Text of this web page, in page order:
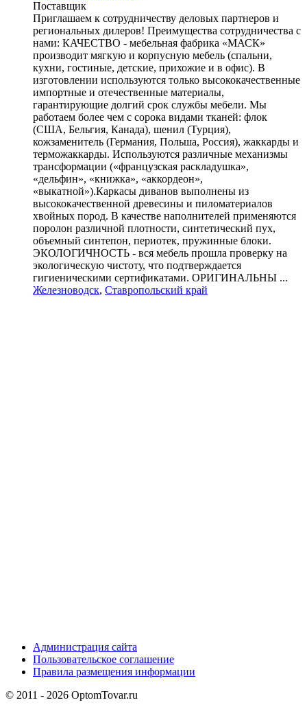
Поставщик
Приглашаем к сотрудничеству деловых партнеров и
региональных дилеров! Преимущества сотрудничества с
нами: КАЧЕСТВО - мебельная фабрика «МАСК»
производит мягкую и корпусную мебель (спальни,
кухни, гостиные, детские, прихожие и в офис). В
изготовлении используются только высококачественные
импортные и отечественные материалы,
гарантирующие долгий срок службы мебели. Мы
работаем более чем с сорока видами тканей: флок
(США, Бельгия, Канада), шенил (Турция),
кожзаменитель (Германия, Польша, Россия), жаккарды и
терможаккарды. Используются различные механизмы
трансформации («французская раскладушка»,
«дельфин», «книжка», «аккордеон»,
«выкатной»).Каркасы диванов выполнены из
высококачественной древесины и пиломатериалов
хвойных пород. В качестве наполнителей применяются
поролон различной плотности, синтетический пух,
объемный синтепон, периотек, пружинные блоки.
ЭКОЛОГИЧНОСТЬ - вся мебель прошла проверку на
экологическую чистоту, что подтверждается
гигиеническими сертификатами. ОРИГИНАЛЬНЫ ...
Железноводск, Ставропольский край
Администрация сайта
Пользовательское соглашение
Правила размещения информации
© 2011 - 2026 OptomTovar.ru